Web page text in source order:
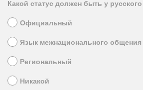
Какой статус должен быть у
Официальный
Язык межнационального общения
Региональный
Никакой